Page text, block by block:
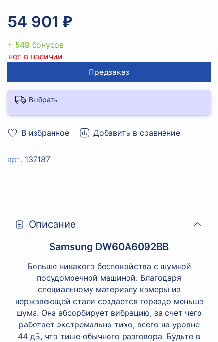
В избранное Добавить в сравнение
арт. 137187
54 901 ₽
+ 549 бонусов
нет в наличии
Предзаказ
Выбрать
Описание
Samsung DW60A6092BB
Больше никакого беспокойства с шумной
посудомоечной машиной. Благодаря
специальному материалу камеры из
нержавеющей стали создается гораздо меньше
шума. Она абсорбирует вибрацию, за счет чего
работает экстремально тихо, всего на уровне
44 дБ, что тише обычного разговора. Будьте в